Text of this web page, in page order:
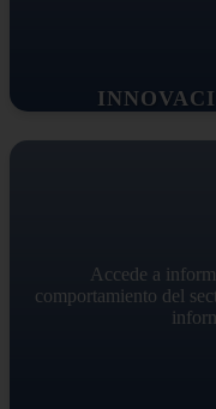
Accede a
comportamiento del